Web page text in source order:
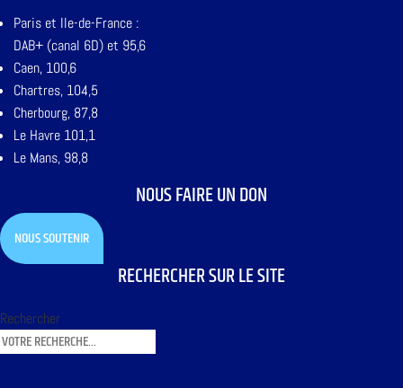
Paris et Ile-de-France :
DAB+ (canal 6D) et 95,6
Caen, 100,6
Chartres, 104,5
Cherbourg, 87,8
Le Havre 101,1
Le Mans, 98,8
NOUS FAIRE UN DON
NOUS SOUTENIR
RECHERCHER SUR LE SITE
Rechercher